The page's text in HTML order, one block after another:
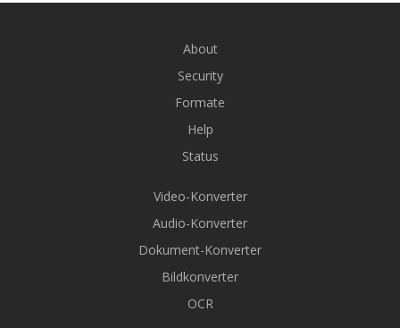
About
Security
Formate
Help
Status
Video-Konverter
Audio-Konverter
Dokument-Konverter
Bildkonverter
OCR